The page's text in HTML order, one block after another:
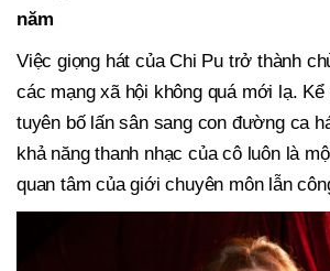
năm
Việc giọng hát của Chi Pu trở thành
các mạng xã hội không quá mới lạ.
tuyên bố lấn sân sang con đường ca
khả năng thanh nhạc của cô luôn là
quan tâm của giới chuyên môn lẫn